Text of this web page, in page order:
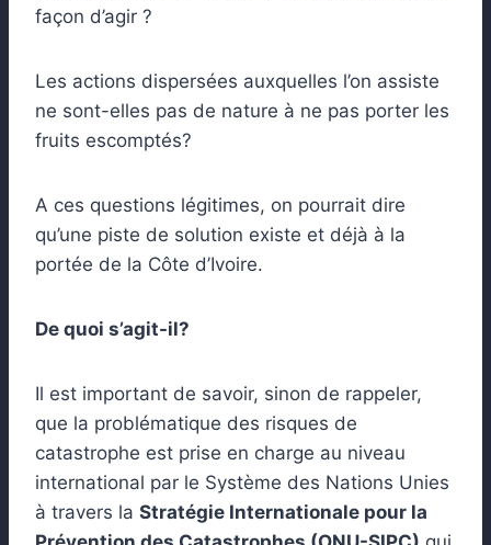
façon d’agir ?
Les actions dispersées auxquelles l’on assiste
ne sont-elles pas de nature à ne pas porter les
fruits escomptés?
A ces questions légitimes, on pourrait dire
qu’une piste de solution existe et déjà à la
portée de la Côte d’Ivoire.
De quoi s’agit-il?
Il est important de savoir, sinon de rappeler,
que la problématique des risques de
catastrophe est prise en charge au niveau
international par le Système des Nations Unies
à travers la Stratégie Internationale pour la